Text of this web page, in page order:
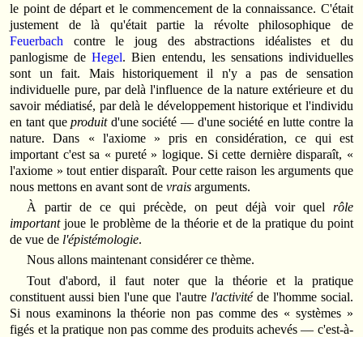
le point de départ et le commencement de la connaissance. C'était
justement de là qu'était partie la révolte philosophique de
Feuerbach contre le joug des abstractions idéalistes et du
panlogisme deHegel. Bien entendu, les sensations individuelles
sont un fait. Mais historiquement il n'y a pas de sensation
individuelle pure, par delà l'influence de la nature extérieure et du
savoir médiatisé, par delà le développement historique et l'individu
en tant queproduitd'une société — d'une société en lutte contre la
nature. Dans « l'axiome » pris en considération, ce qui est
important c'est sa « pureté » logique. Si cette dernière disparaît, «
l'axiome » tout entier disparaît. Pour cette raison les arguments que
nous mettons en avant sont devrais arguments.
À partir de ce qui précède, on peut déjà voir quel rôle
importantjoue le problème de la théorie et de la pratique du point
de vue de l'épistémologie.
Nous allons maintenant considérer ce thème.
Tout d'abord, il faut noter que la théorie et la pratique
constituent aussi bien l'une que l'autre l'activitéde l'homme social.
Si nous examinons la théorie non pas comme des « systèmes »
figés et la pratique non pas comme des produits achevés — c'est-à-